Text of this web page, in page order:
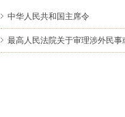
中华人民共和国主席令
最高人民法院关于审理涉外民